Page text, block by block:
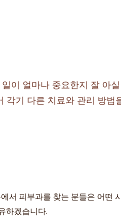
이 얼마나 중요한지 잘 아
기 다른 치료와 관리 방
서 피부과를 찾는 분들은 어떤
하겠습니다.